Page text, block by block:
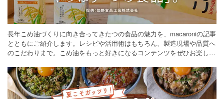
長年こめ油づくりに向き合ってきたつの食品の魅力を、macaroniの記事
とともにご紹介します。レシピや活用術はもちろん、製造現場や品質へ
のこだわりまで。こめ油をもっと好きになるコンテンツをぜひお楽しみ